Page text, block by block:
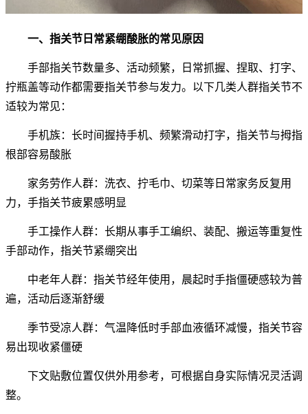
一、指关节日常紧绷酸胀的常见原因
手部指关节数量多、活动频繁，日常抓握、捏取、打字、
拧瓶盖等动作都需要指关节参与发力。以下几类人群指关节不
适较为常见：
手机族：长时间握持手机、频繁滑动打字，指关节与拇指
根部容易酸胀
家务劳作人群：洗衣、拧毛巾、切菜等日常家务反复用
力，手指关节疲累感明显
手工操作人群：长期从事手工编织、装配、搬运等重复性
手部动作，指关节紧绷突出
中老年人群：指关节经年使用，晨起时手指僵硬感较为普
遍，活动后逐渐舒缓
季节受凉人群：气温降低时手部血液循环减慢，指关节容
易出现收紧僵硬
下文贴敷位置仅供外用参考，可根据自身实际情况灵活调
整。